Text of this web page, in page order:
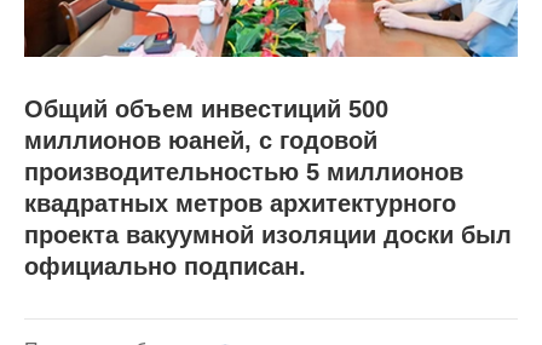
Общий объем инвестиций 500
миллионов юаней, с годовой
производительностью 5 миллионов
квадратных метров архитектурного
проекта вакуумной изоляции доски был
официально подписан.